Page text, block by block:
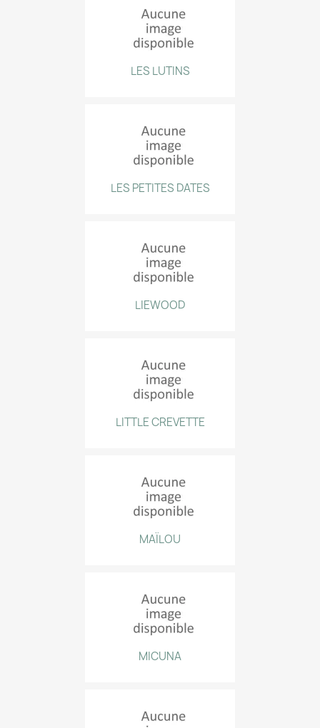
LES LUTINS
LES PETITES DATES
LIEWOOD
LITTLE CREVETTE
MAÏLOU
MICUNA